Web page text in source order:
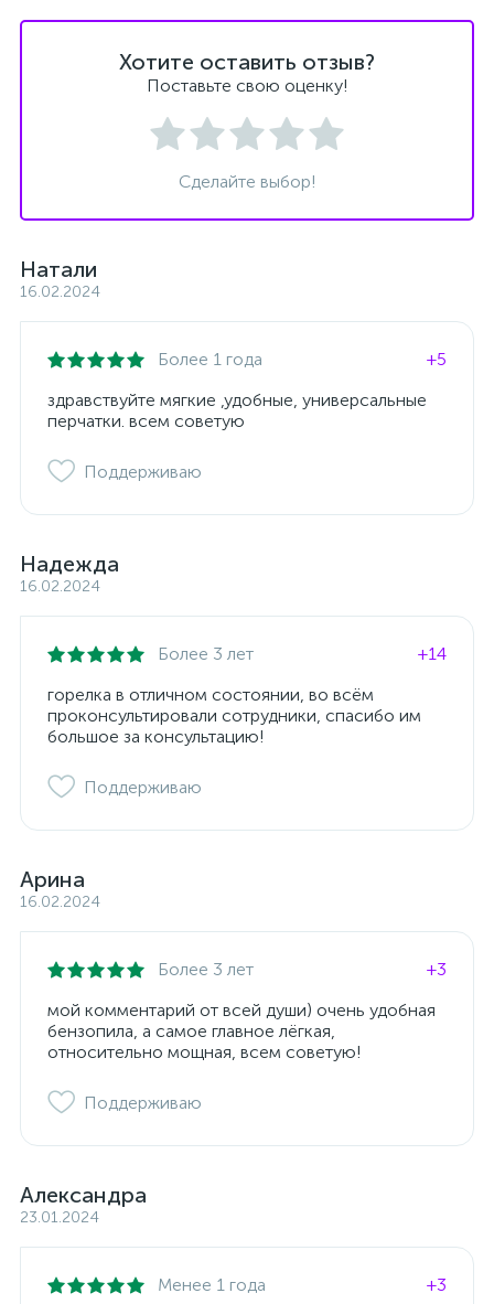
Хотите оставить отзыв?
Поставьте свою оценку!
Сделайте выбор!
Натали
16.02.2024
Более 1 года
+5
здравствуйте мягкие ,удобные, универсальные
перчатки. всем советую
Поддерживаю
Надежда
16.02.2024
Более 3 лет
+14
горелка в отличном состоянии, во всём
проконсультировали сотрудники, спасибо им
большое за консультацию!
Поддерживаю
Арина
16.02.2024
Более 3 лет
+3
мой комментарий от всей души) очень удобная
бензопила, а самое главное лёгкая,
относительно мощная, всем советую!
Поддерживаю
Александра
23.01.2024
Менее 1 года
+3